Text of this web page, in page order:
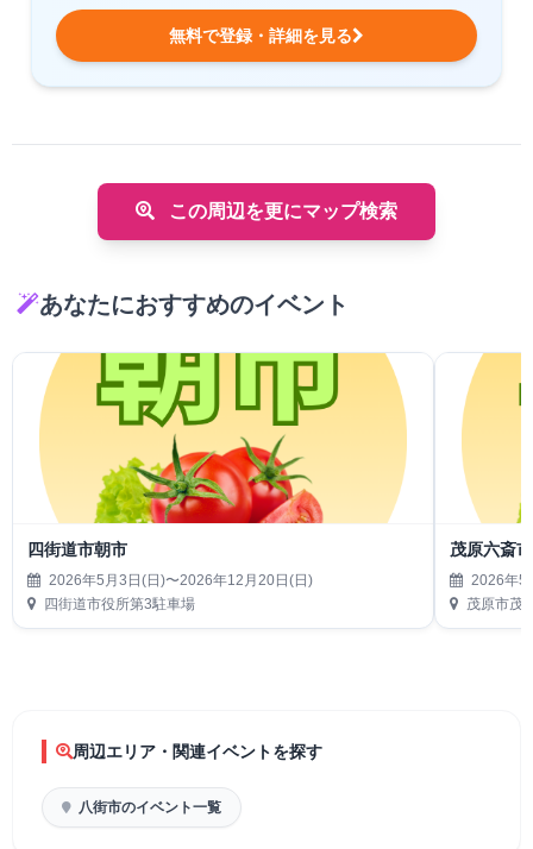
無料で登録・詳細を見る
この周辺を更にマップ検索
あなたにおすすめのイベント
四街道市朝市
2026年5月3日(日)〜2026年12月20日(日)
四街道市役所第3駐車場
茂原六斎市
2026年5
茂原市茂
周辺エリア・関連イベントを探す
八街市のイベント一覧